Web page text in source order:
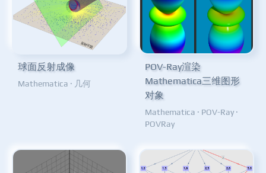
球面反射成像
Mathematica · 几何
POV-Ray渲染
Mathematica三维图形
对象
Mathematica · POV-Ray ·
POVRay